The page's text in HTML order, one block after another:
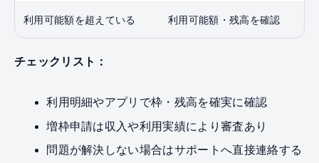
利用可能額を超えている 利用可能額・残高を確認
チェックリスト：
利用明細やアプリで枠・残高を確実に確認
増枠申請は収入や利用実績により審査あり
問題が解決しない場合はサポートへ直接連絡する